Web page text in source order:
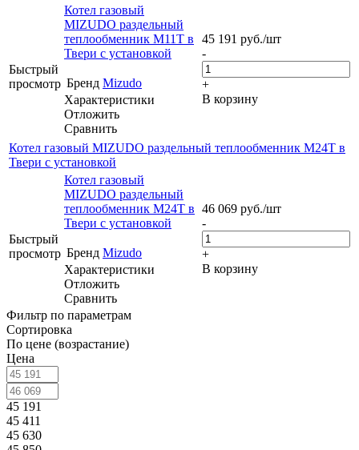
Быстрый
просмотр
Котел газовый
MIZUDO раздельный
теплообменник М11Т в
Твери с установкой
Бренд Mizudo
Характеристики
Отложить
Сравнить
45 191 руб./шт
-
+
В корзину
Котел газовый MIZUDO раздельный теплообменник М24Т в
Твери с установкой
Быстрый
просмотр
Котел газовый
MIZUDO раздельный
теплообменник М24Т в
Твери с установкой
Бренд Mizudo
Характеристики
Отложить
Сравнить
46 069 руб./шт
-
+
В корзину
Фильтр по параметрам
Сортировка
По цене (возрастание)
Цена
45 191
45 411
45 630